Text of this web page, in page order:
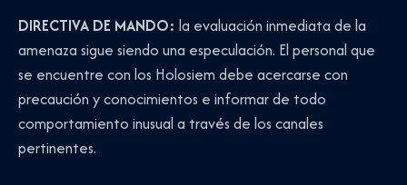
DIRECTIVA DE MANDO: la evaluación inmediata de la
amenaza sigue siendo una especulación. El personal que
se encuentre con los Holosiem debe acercarse con
precaución y conocimientos e informar de todo
comportamiento inusual a través de los canales
pertinentes.